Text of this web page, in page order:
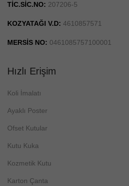
TİC.SİC.NO: 207206-5
KOZYATAĞI V.D: 4610857571
MERSİS NO: 0461085757100001
Hızlı Erişim
Koli İmalatı
Ayaklı Poster
Ofset Kutular
Kutu Kuka
Kozmetik Kutu
Karton Çanta